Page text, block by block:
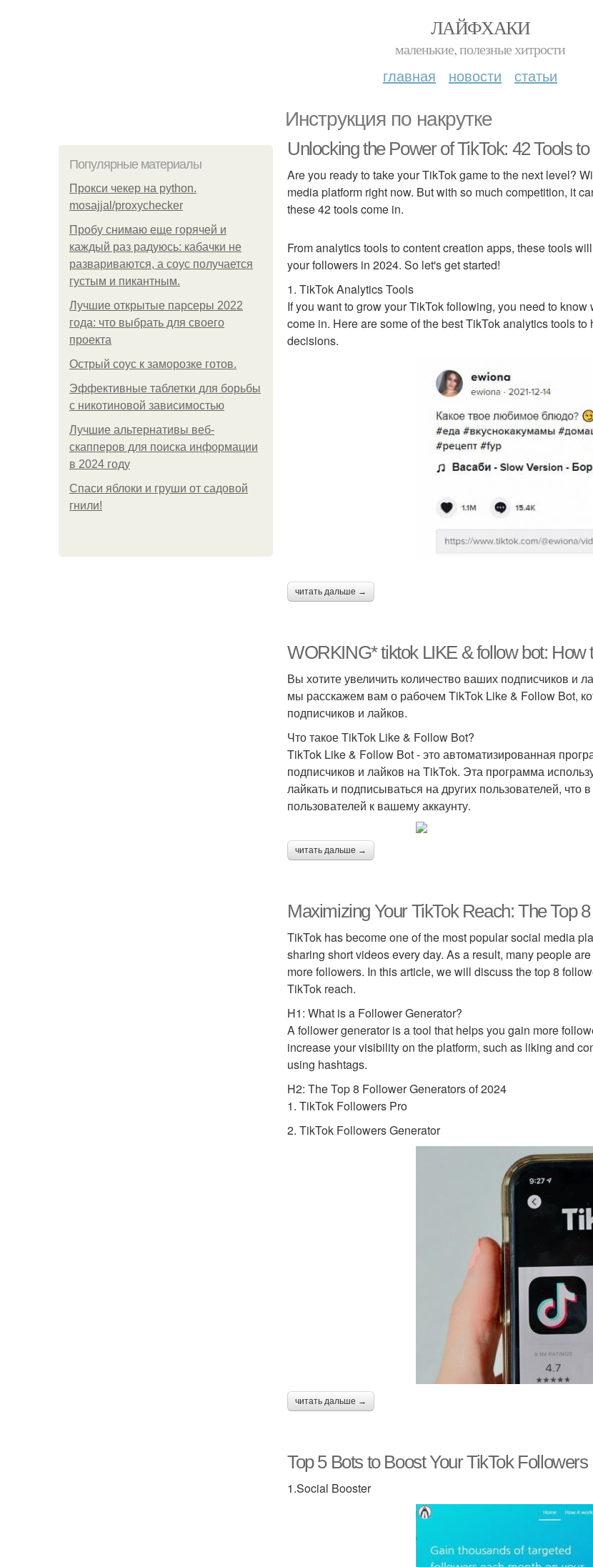
ЛАЙФХАКИ
маленькие, полезные хитрости
главная новости статьи
Инструкция по накрутке
Популярные материалы
Прокси чекер на python.
mosajjal/proxychecker
Пробу снимаю еще горячей и
каждый раз радуюсь: кабачки не
развариваются, а соус получается
густым и пикантным.
Лучшие открытые парсеры 2022
года: что выбрать для своего
проекта
Острый соус к заморозке готов.
Эффективные таблетки для борьбы
с никотиновой зависимостью
Лучшие альтернативы веб-
скапперов для поиска информации
в 2024 году
Спаси яблоки и груши от садовой
гнили!
Unlocking the Power of TikTok: 42 Tools
Are you ready to take your TikTok game to the next level?
media platform right now. But with so much competition, it
these 42 tools come in.
From analytics tools to content creation apps, these tools
your followers in 2024. So let's get started!
1. TikTok Analytics Tools
If you want to grow your TikTok following, you need to
come in. Here are some of the best TikTok analytics tools
decisions.
читать дальше →
WORKING* tiktok LIKE & follow bot:
Вы хотите увеличить количество ваших подписчиков и
мы расскажем вам о рабочем TikTok Like & Follow Bot,
подписчиков и лайков.
Что такое TikTok Like & Follow Bot?
TikTok Like & Follow Bot - это автоматизированная
подписчиков и лайков на TikTok. Эта программа
лайкать и подписываться на других пользователей,
пользователей к вашему аккаунту.
читать дальше →
Maximizing Your TikTok Reach: The Top
TikTok has become one of the most popular social media
sharing short videos every day. As a result, many people
more followers. In this article, we will discuss the top 8
TikTok reach.
H1: What is a Follower Generator?
A follower generator is a tool that helps you gain more
increase your visibility on the platform, such as liking and
using hashtags.
H2: The Top 8 Follower Generators of 2024
1. TikTok Followers Pro
2. TikTok Followers Generator
читать дальше →
Top 5 Bots to Boost Your TikTok Followers
1.Social Booster